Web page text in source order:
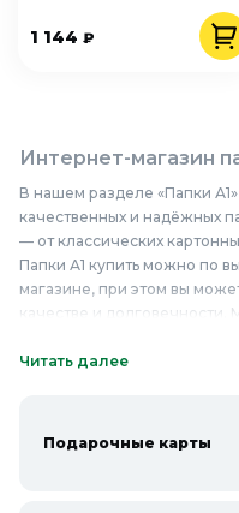
1 144 ₽
Интернет-магазин
В нашем разделе «Папки
качественных и надёжных
— от классических
Папки А1 купить можно по
магазине, при этом вы
качестве и долговечности.
вариант для любых задач —
что гарантирует их
Читать далее
Подарочные карты